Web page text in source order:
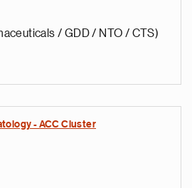
/ GDD / NTO / CTS)
- ACC Cluster